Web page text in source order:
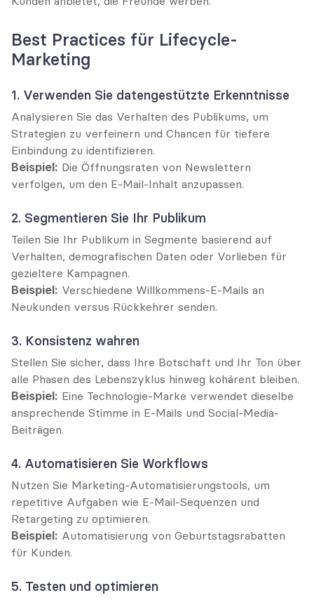
Best Practices für Lifecycle-
Marketing
1. Verwenden Sie datengestützte Erkenntnisse
Analysieren Sie das Verhalten des Publikums, um
Strategien zu verfeinern und Chancen für tiefere
Einbindung zu identifizieren.
Beispiel: Die Öffnungsraten von Newslettern
verfolgen, um den E-Mail-Inhalt anzupassen.
2. Segmentieren Sie Ihr Publikum
Teilen Sie Ihr Publikum in Segmente basierend auf
Verhalten, demografischen Daten oder Vorlieben für
gezieltere Kampagnen.
Beispiel: Verschiedene Willkommens-E-Mails an
Neukunden versus Rückkehrer senden.
3. Konsistenz wahren
Stellen Sie sicher, dass Ihre Botschaft und Ihr Ton über
alle Phasen des Lebenszyklus hinweg kohärent bleiben.
Beispiel: Eine Technologie-Marke verwendet dieselbe
ansprechende Stimme in E-Mails und Social-Media-
Beiträgen.
4. Automatisieren Sie Workflows
Nutzen Sie Marketing-Automatisierungstools, um
repetitive Aufgaben wie E-Mail-Sequenzen und
Retargeting zu optimieren.
Beispiel: Automatisierung von Geburtstagsrabatten
für Kunden.
5. Testen und optimieren